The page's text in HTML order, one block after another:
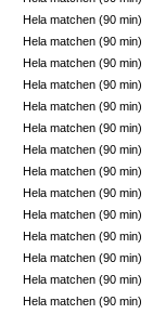
Hela matchen (90 min)
Hela matchen (90 min)
Hela matchen (90 min)
Hela matchen (90 min)
Hela matchen (90 min)
Hela matchen (90 min)
Hela matchen (90 min)
Hela matchen (90 min)
Hela matchen (90 min)
Hela matchen (90 min)
Hela matchen (90 min)
Hela matchen (90 min)
Hela matchen (90 min)
Hela matchen (90 min)